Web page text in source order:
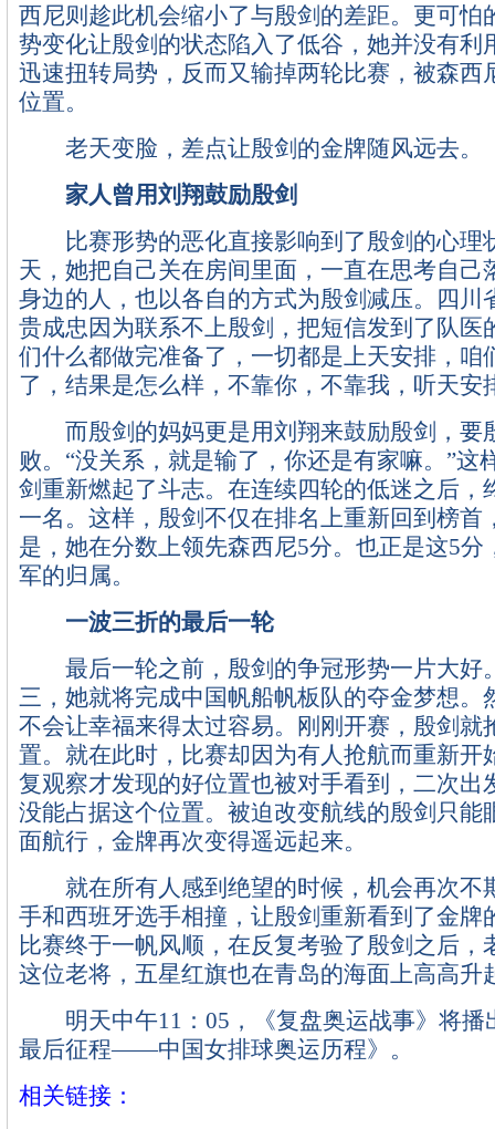
西尼则趁此机会缩小了与殷剑的差距。更可怕
势变化让殷剑的状态陷入了低谷，她并没有利
迅速扭转局势，反而又输掉两轮比赛，被森西
位置。
老天变脸，差点让殷剑的金牌随风远去。
家人曾用刘翔鼓励殷剑
比赛形势的恶化直接影响到了殷剑的心理
天，她把自己关在房间里面，一直在思考自己
身边的人，也以各自的方式为殷剑减压。四川
贵成忠因为联系不上殷剑，把短信发到了队医
们什么都做完准备了，一切都是上天安排，咱
了，结果是怎么样，不靠你，不靠我，听天安
而殷剑的妈妈更是用刘翔来鼓励殷剑，要
败。“没关系，就是输了，你还是有家嘛。”这
剑重新燃起了斗志。在连续四轮的低迷之后，
一名。这样，殷剑不仅在排名上重新回到榜首
是，她在分数上领先森西尼5分。也正是这5分
军的归属。
一波三折的最后一轮
最后一轮之前，殷剑的争冠形势一片大好
三，她就将完成中国帆船帆板队的夺金梦想。
不会让幸福来得太过容易。刚刚开赛，殷剑就
置。就在此时，比赛却因为有人抢航而重新开
复观察才发现的好位置也被对手看到，二次出
没能占据这个位置。被迫改变航线的殷剑只能
面航行，金牌再次变得遥远起来。
就在所有人感到绝望的时候，机会再次不
手和西班牙选手相撞，让殷剑重新看到了金牌
比赛终于一帆风顺，在反复考验了殷剑之后，
这位老将，五星红旗也在青岛的海面上高高升
明天中午11：05，《复盘奥运战事》将播
最后征程——中国女排球奥运历程》。
相关链接：